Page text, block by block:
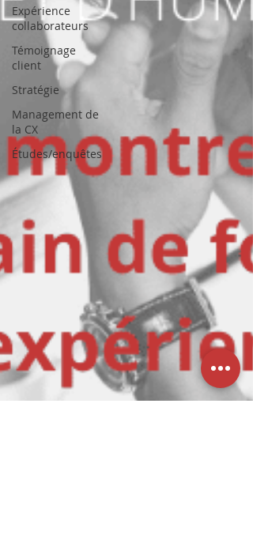
Expérience
collaborateurs
Témoignage
client
Stratégie
Management de
la CX
Études/enquêtes